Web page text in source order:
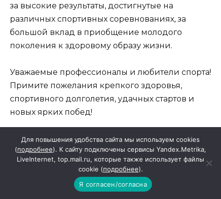
за высокие результаты, достигнутые на
различных спортивных соревнованиях, за
большой вклад в приобщение молодого
поколения к здоровому образу жизни.
Уважаемые профессионалы и любители спорта!
Примите пожелания крепкого здоровья,
спортивного долголетия, удачных стартов и
новых ярких побед!
И.С. Кирпичков, Глава Красносулинского
района.
Г.И. Тоткалова, председатель Собрания
депутатов района.
Для повышения удобства сайта мы используем cookies
(подробнее). К сайту подключены сервисы Yandex.Metrika,
LiveInternet, top.mail.ru, которые также использует файлы
cookie (подробнее).
Я согласен/согласна